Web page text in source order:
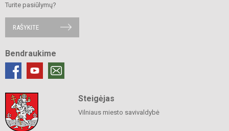
Turite pasiūlymų?
RAŠYKITE
Bendraukime
Steigėjas
Vilniaus miesto savivaldybė